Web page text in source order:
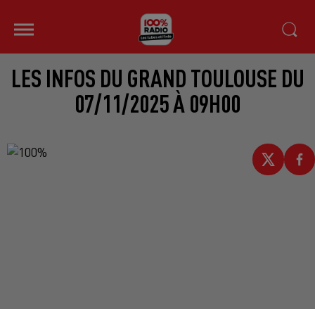
LES INFOS DU GRAND TOULOUSE DU
07/11/2025 À 09H00